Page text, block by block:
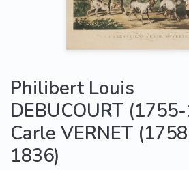
Philibert Louis
DEBUCOURT
Carle VERNET
1836)